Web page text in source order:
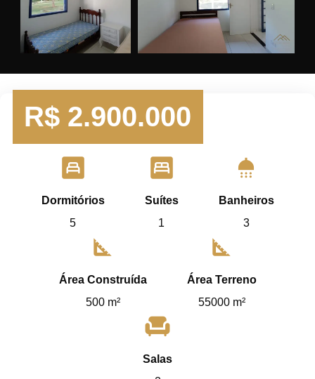
R$ 2.900.000
bedroom_child
Dormitórios
5
bedroom_parent
Suítes
1
shower
Banheiros
3
square_foot
Área Construída
500 m²
square_foot
Área Terreno
55000 m²
chair
Salas